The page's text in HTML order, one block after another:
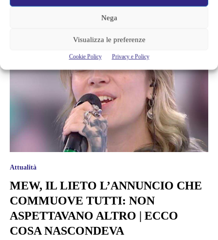
Nega
Visualizza le preferenze
Cookie Policy Privacy e Policy
Attualità
MEW, IL LIETO L’ANNUNCIO CHE
COMMUOVE TUTTI: NON
ASPETTAVANO ALTRO | ECCO
COSA NASCONDEVA